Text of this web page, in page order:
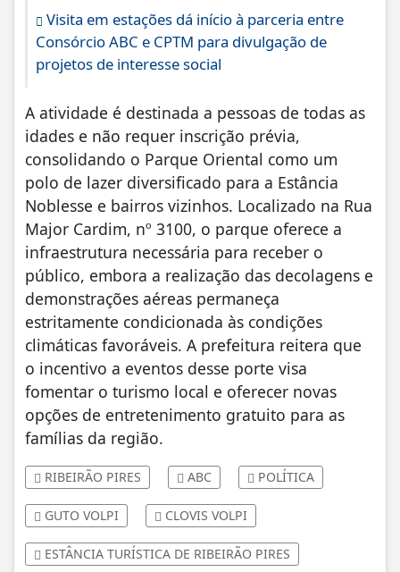
Visita em estações dá início à parceria entre
Consórcio ABC e CPTM para divulgação de
projetos de interesse social
A atividade é destinada a pessoas de todas as
idades e não requer inscrição prévia,
consolidando o Parque Oriental como um
polo de lazer diversificado para a Estância
Noblesse e bairros vizinhos. Localizado na Rua
Major Cardim, nº 3100, o parque oferece a
infraestrutura necessária para receber o
público, embora a realização das decolagens e
demonstrações aéreas permaneça
estritamente condicionada às condições
climáticas favoráveis. A prefeitura reitera que
o incentivo a eventos desse porte visa
fomentar o turismo local e oferecer novas
opções de entretenimento gratuito para as
famílias da região.
RIBEIRÃO PIRES ABC POLÍTICA
GUTO VOLPI CLOVIS VOLPI
ESTÂNCIA TURÍSTICA DE RIBEIRÃO PIRES